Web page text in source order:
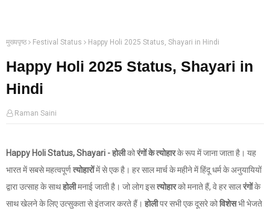
मुख्यपृष्ठ Festival Status Happy Holi 2025 Status, Shayari in Hindi
Happy Holi 2025 Status, Shayari in
Hindi
Raman Saini
Happy Holi Status, Shayari - होलीकोरंगों के त्योहारके रूप में जाना जाता है। यह
भारत में सबसे महत्वपूर्णत्योहारोंमें से एक है। हर साल मार्च के महीने में हिंदू धर्म के अनुयायियों
द्वारा उत्साह के साथहोलीमनाई जाती है। जो लोग इसत्योहारको मनाते हैं, वे हर सालरंगोंके
साथ खेलने के लिए उत्सुकता से इंतजार करते हैं। होलीपर सभी एक दूसरे कोविशेसभी भेजते